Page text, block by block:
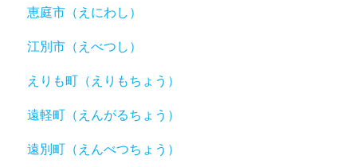
恵庭市（えにわし）
江別市（えべつし）
えりも町（えりもちょう）
遠軽町（えんがるちょう）
遠別町（えんべつちょう）